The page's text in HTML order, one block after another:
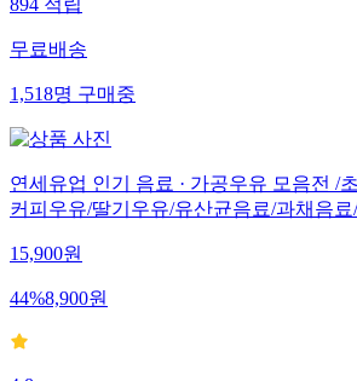
894적립
무료배송
1,518명구매중
연세유업 인기 음료 · 가공우유 모음전 /
커피우유/딸기우유/유산균음료/과채음료
15,900원
44%8,900원